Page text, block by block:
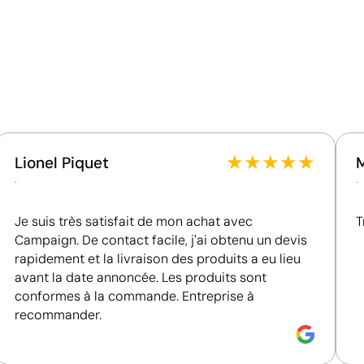
Couleurs unies intenses avec un excellent
Lionel Piquet
.
★★★★★
Je suis très satisfait de mon achat avec
Campaign. De contact facile, j'ai obtenu un devis
rapidement et la livraison des produits a eu lieu
avant la date annoncée. Les produits sont
conformes à la commande. Entreprise à
recommander.
.